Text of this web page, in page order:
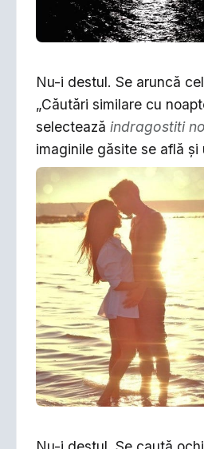
Nu-i destul. Se aruncă
„Căutări similare cu
selectează indragostiti
imaginile găsite se află şi